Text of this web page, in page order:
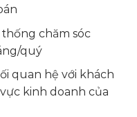
chăm sóc
quý
quan hệ với khách
kinh doanh của